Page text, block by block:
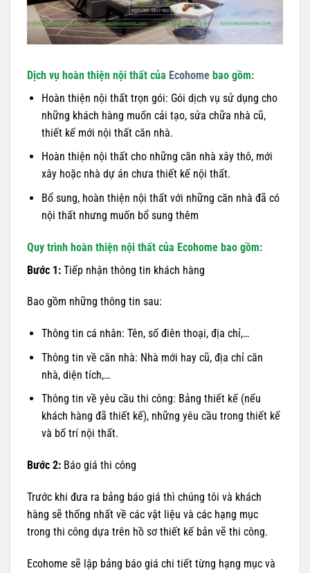
Dịch vụ hoàn thiện nội thất của Ecohome bao gồm:
Hoàn thiện nội thất trọn gói: Gói dịch vụ sử dụng cho
những khách hàng muốn cải tạo, sửa chữa nhà cũ,
thiết kế mới nội thất căn nhà.
Hoàn thiện nội thất cho những căn nhà xây thô, mới
xây hoặc nhà dự án chưa thiết kế nội thất.
Bổ sung, hoàn thiện nội thất với những căn nhà đã có
nội thất nhưng muốn bổ sung thêm
Quy trình hoàn thiện nội thất của Ecohome bao gồm:
Bước 1: Tiếp nhận thông tin khách hàng
Bao gồm những thông tin sau:
Thông tin cá nhân: Tên, số điên thoại, địa chỉ,…
Thông tin về căn nhà: Nhà mới hay cũ, địa chỉ căn
nhà, diện tích,…
Thông tin về yêu cầu thi công: Bảng thiết kế (nếu
khách hàng đã thiết kế), những yêu cầu trong thiết kế
và bố trí nội thất.
Bước 2: Báo giá thi công
Trước khi đưa ra bảng báo giá thì chúng tôi và khách
hàng sẽ thống nhất về các vật liệu và các hạng mục
trong thi công dựa trên hồ sơ thiết kế bản vẽ thi công.
Ecohome sẽ lập bảng báo giá chi tiết từng hạng mục và